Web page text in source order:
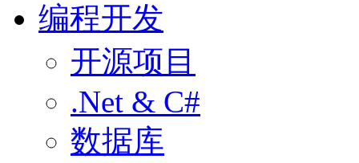
编程开发
开源项目
.Net & C#
数据库